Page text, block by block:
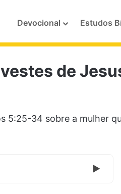
Devocional Estudos
de
5:25-34 sobre a mulher